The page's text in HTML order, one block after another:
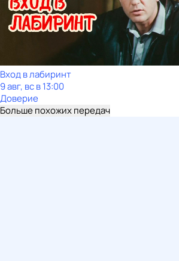
Вход в лабиринт
9 авг, вс в 13:00
Доверие
Больше похожих передач